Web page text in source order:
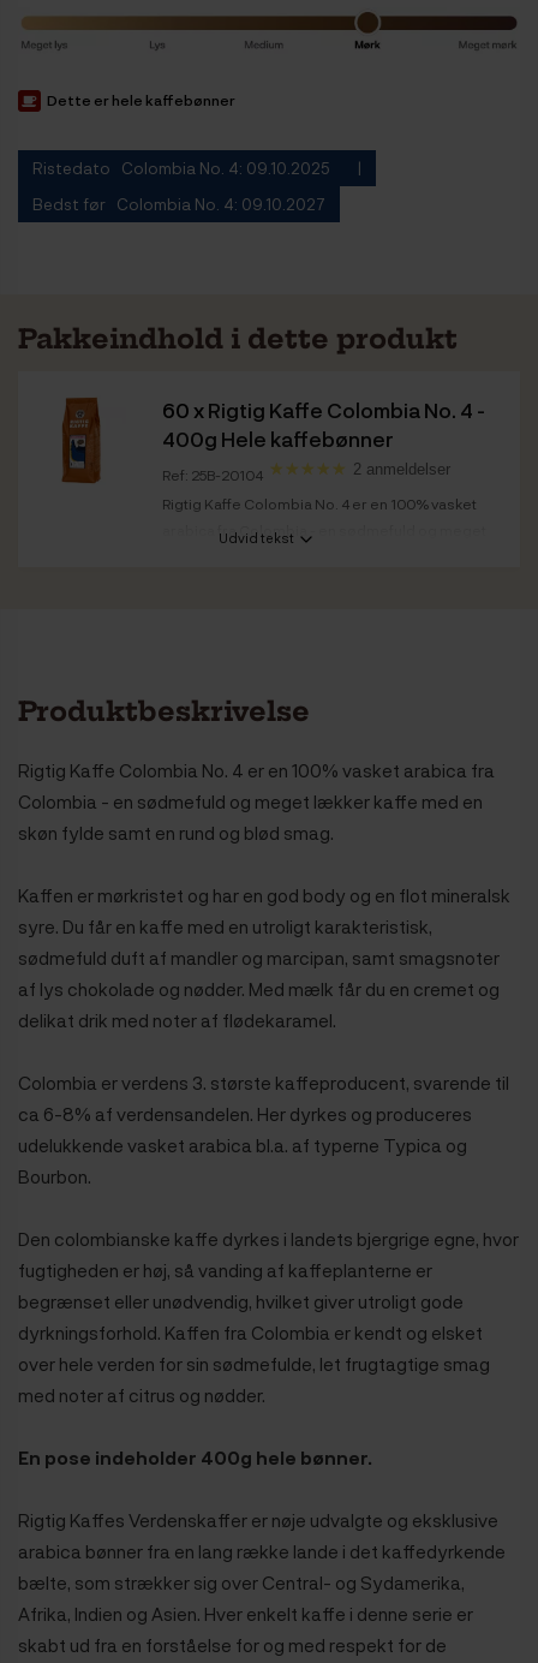
Dette er hele kaffebønner
Ristedato Colombia No. 4: 09.10.2025
Bedst før Colombia No. 4: 09.10.2027
Pakkeindhold i dette produkt
60 xRigtig Kaffe Colombia No. 4 -
400g Hele kaffebønner
Ref: 25B-20104 2 anmeldelser
Rigtig Kaffe Colombia No. 4 er en 100% vasket
arabica fra Colombia - en sødmefuld og meget
Udvid tekst
Produktbeskrivelse
Rigtig Kaffe Colombia No. 4 er en 100% vasket arabica fra
Colombia - en sødmefuld og meget lækker kaffe med en
skøn fylde samt en rund og blød smag.
Kaffen er mørkristet og har en god body og en flot mineralsk
syre. Du får en kaffe med en utroligt karakteristisk,
sødmefuld duft af mandler og marcipan, samt smagsnoter
af lys chokolade og nødder. Med mælk får du en cremet og
delikat drik med noter af flødekaramel.
Colombia er verdens 3. største kaffeproducent, svarende til
ca 6-8% af verdensandelen. Her dyrkes og produceres
udelukkende vasket arabica bl.a. af typerne Typica og
Bourbon.
Den colombianske kaffe dyrkes i landets bjergrige egne, hvor
fugtigheden er høj, så vanding af kaffeplanterne er
begrænset eller unødvendig, hvilket giver utroligt gode
dyrkningsforhold. Kaffen fra Colombia er kendt og elsket
over hele verden for sin sødmefulde, let frugtagtige smag
med noter af citrus og nødder.
En pose indeholder 400g hele bønner.
Rigtig Kaffes Verdenskaffer er nøje udvalgte og eksklusive
arabica bønner fra en lang række lande i det kaffedyrkende
bælte, som strækker sig over Central- og Sydamerika,
Afrika, Indien og Asien. Hver enkelt kaffe i denne serie er
skabt ud fra en forståelse for og med respekt for de